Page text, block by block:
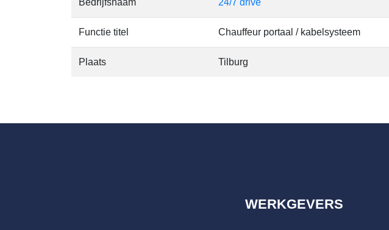
Functie titel Chauffeur portaal / kabelsysteem
Plaats Tilburg
WERKGEVERS